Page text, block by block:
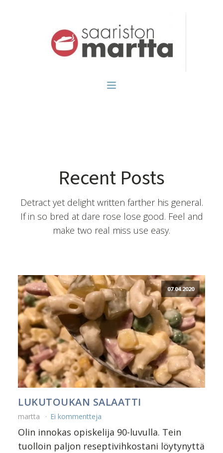
Recent Posts
Detract yet delight written farther his general.
If in so bred at dare rose lose good. Feel and
make two real miss use easy.
07.04.2020
LUKUTOUKAN SALAATTI
martta Ei kommentteja
Olin innokas opiskelija 90-luvulla. Tein
tuolloin paljon reseptivihkostani löytynyttä